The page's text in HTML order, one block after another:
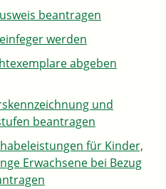
beantragen
werden
abgeben
und
beantragen
für Kinder,
Erwachsene bei Bezug